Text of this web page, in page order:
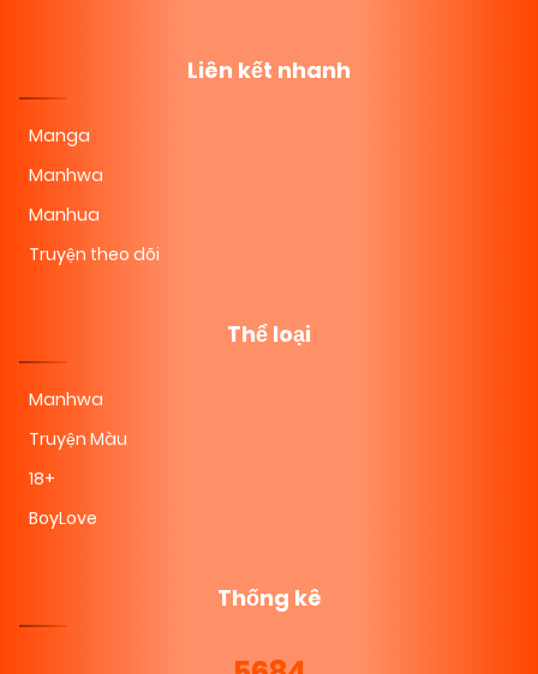
Liên kết nhanh
Manga
Manhwa
Manhua
Truyện theo dõi
Thể loại
Manhwa
Truyện Màu
18+
BoyLove
Thống kê